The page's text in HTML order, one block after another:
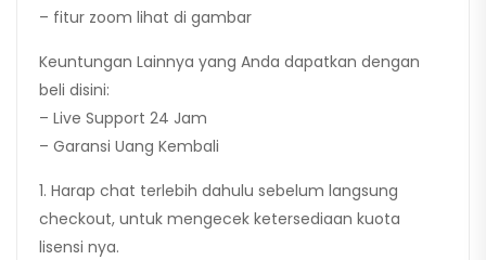
– fitur zoom lihat di gambar
Keuntungan Lainnya yang Anda dapatkan dengan
beli disini:
– Live Support 24 Jam
– Garansi Uang Kembali
1. Harap chat terlebih dahulu sebelum langsung
checkout, untuk mengecek ketersediaan kuota
lisensi nya.